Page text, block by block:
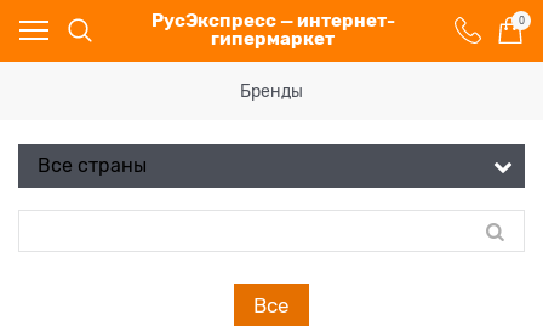
РусЭкспресс — интернет-
гипермаркет
0
Бренды
Все